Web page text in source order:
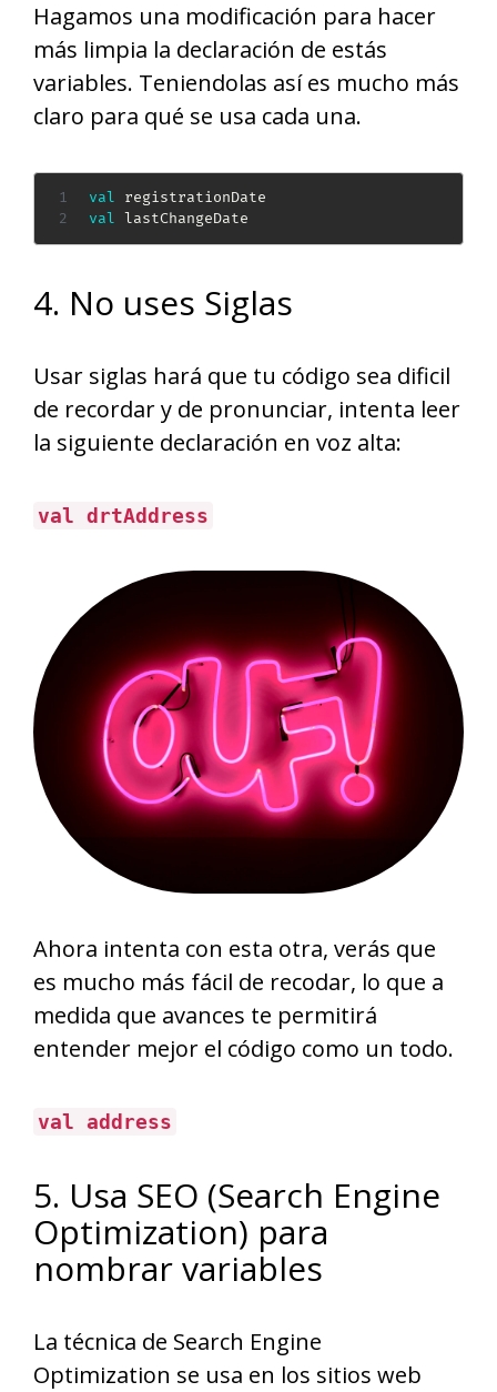
Hagamos una modificación para hacer
más limpia la declaración de estás
variables. Teniendolas así es mucho más
claro para qué se usa cada una.
val
val lastChangeDate
4. No uses Siglas
Usar siglas hará que tu código sea dificil
de recordar y de pronunciar, intenta leer
la siguiente declaración en voz alta:
val drtAddress
Ahora intenta con esta otra, verás que
es mucho más fácil de recodar, lo que a
medida que avances te permitirá
entender mejor el código como un todo.
val address
5. Usa SEO (Search Engine
Optimization) para
nombrar variables
La técnica de Search Engine
Optimization se usa en los sitios web